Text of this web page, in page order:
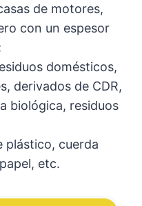
de motores,
con un espesor
domésticos,
derivados de CDR,
biológica, residuos
plástico, cuerda
etc.